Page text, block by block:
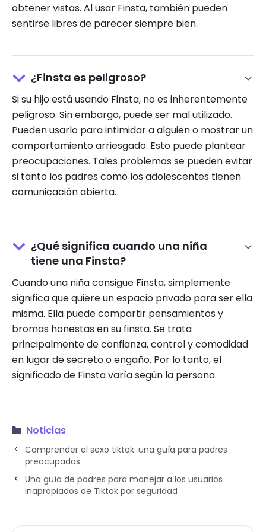
obtener vistas. Al usar Finsta, también pueden
sentirse libres de parecer siempre bien.
¿Finsta es peligroso?
Si su hijo está usando Finsta, no es inherentemente
peligroso. Sin embargo, puede ser mal utilizado.
Pueden usarlo para intimidar a alguien o mostrar un
comportamiento arriesgado. Esto puede plantear
preocupaciones. Tales problemas se pueden evitar
si tanto los padres como los adolescentes tienen
comunicación abierta.
¿Qué significa cuando una niña
tiene una Finsta?
Cuando una niña consigue Finsta, simplemente
significa que quiere un espacio privado para ser ella
misma. Ella puede compartir pensamientos y
bromas honestas en su finsta. Se trata
principalmente de confianza, control y comodidad
en lugar de secreto o engaño. Por lo tanto, el
significado de Finsta varía según la persona.
Noticias
Comprender el sexo tiktok: una guía para padres
preocupados
Una guía de padres para manejar a los usuarios
inapropiados de Tiktok por seguridad